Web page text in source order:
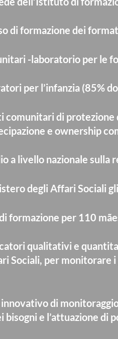
di formazione dei
-laboratorio per le
per l’infanzia (85%
comunitari di protezione
e ownership
a livello nazionale sulla
degli Affari Sociali
formazione per 110
qualitativi e
Sociali, per monitorare i
di
bisogni e l’attuazione